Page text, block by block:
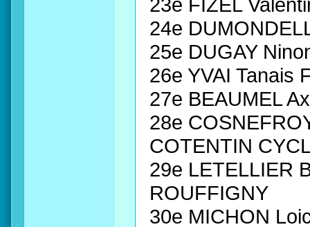
24e
25e DUGAY
26e YVAI Tanais
27e BEAUMEL
28e
COTENTIN
29e LETELLIER
ROUFFIGNY
30e MICHON